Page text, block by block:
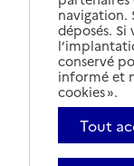
navigation.
déposés.
conservé
informé et
cookies ».
Tout